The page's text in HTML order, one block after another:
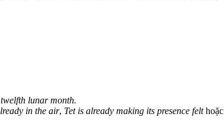
lunar month.
in the air, Tet is already making its presence felthoặc